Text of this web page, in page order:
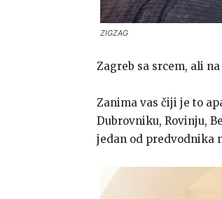
ZIGZAG
Zagreb sa srcem, ali
Zanima vas čiji je to
Dubrovniku, Rovinju,
jedan od predvodnika